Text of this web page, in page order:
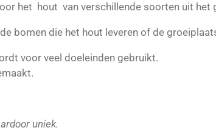
het hout van verschillende soorten uit
bomen die het hout leveren of de
voor veel doeleinden gebruikt.
uniek.